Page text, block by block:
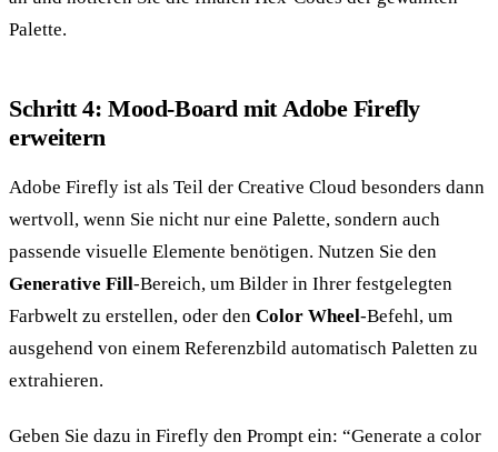
Palette.
Schritt 4: Mood-Board mit Adobe Firefly
erweitern
Adobe Firefly ist als Teil der Creative Cloud besonders dann
wertvoll, wenn Sie nicht nur eine Palette, sondern auch
passende visuelle Elemente benötigen. Nutzen Sie den
Generative Fill-Bereich, um Bilder in Ihrer festgelegten
Farbwelt zu erstellen, oder den Color Wheel-Befehl, um
ausgehend von einem Referenzbild automatisch Paletten zu
extrahieren.
Geben Sie dazu in Firefly den Prompt ein: “Generate a color